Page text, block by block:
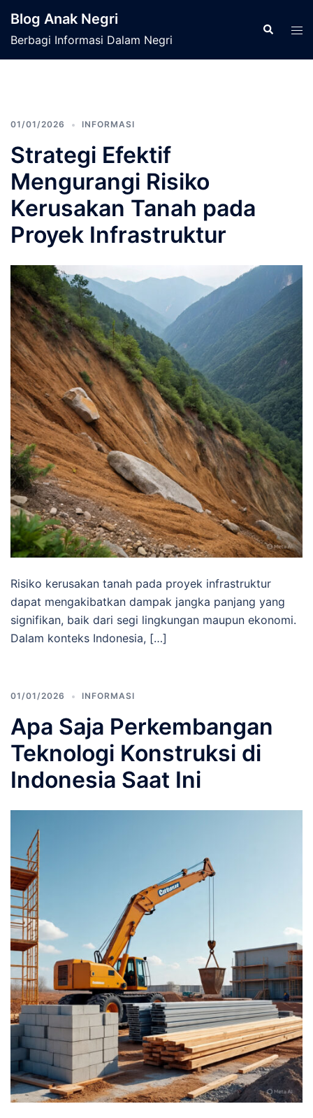
keBlog Anak Negri
Berbagi Informasi Dalam Negri
Cari
01/01/2026 INFORMASI
Strategi Efektif
Mengurangi Risiko
Kerusakan Tanah pada
Proyek Infrastruktur
Risiko kerusakan tanah pada proyek infrastruktur
dapat mengakibatkan dampak jangka panjang yang
signifikan, baik dari segi lingkungan maupun ekonomi.
Dalam konteks Indonesia, […]
01/01/2026 INFORMASI
Apa Saja Perkembangan
Teknologi Konstruksi di
Indonesia Saat Ini